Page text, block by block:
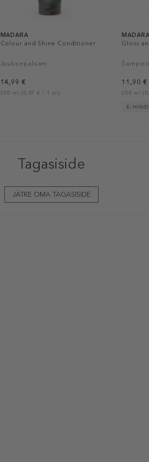
MADARA
Colour and Shine Conditioner
Juuksepalsam
14,99 €
200 ml (0,07 € / 1 ml)
Gloss
11,90 €
250 ml
E-HIND
Tagasiside
JÄTKE OMA TAGASISIDE